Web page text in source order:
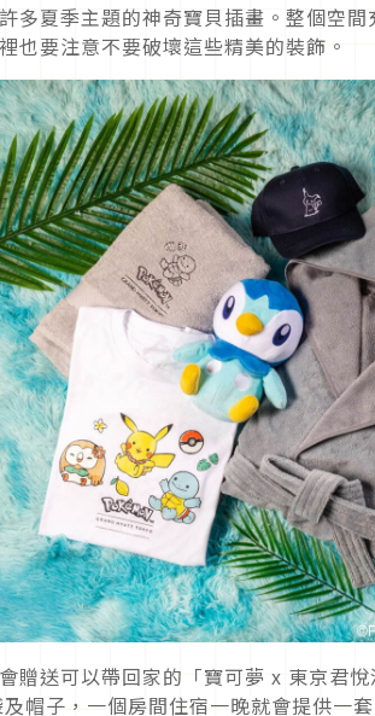
多夏季主題的神奇寶貝插畫。整個空
也要注意不要破壞這些精美的裝飾。
贈送可以帶回家的「寶可夢 x 東京君
帽子，一個房間住宿一晚就會提供一